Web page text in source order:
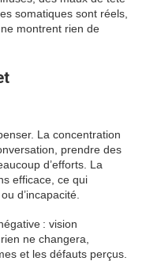
somatiques sont réels,
montrent rien de
La concentration
prendre des
d’efforts. La
efficace, ce qui
d’incapacité.
: vision
ne changera,
et les défauts perçus.